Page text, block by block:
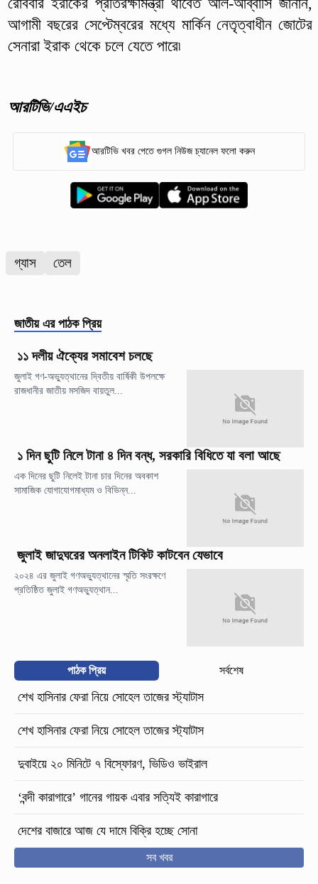
আগামী বছরের সেপ্টেম্বরের মধ্যে মার্কিন নেতৃত্বাধীন জোটের
সেনারা ইরাক থেকে চলে যেতে পারে৷
আরটিভি/এএইচ
আরটিভি খবর পেতে গুগল নিউজ চ্যানেল ফলো করুন
গ্যাস তেল
জাতীয় এর পাঠক প্রিয়
১১ দলীয় ঐক্যের সমাবেশ চলছে
জুলাই গণ-অভ্যুত্থানের দ্বিতীয় বার্ষিকী উপলক্ষে
রাজধানীর জাতীয় মসজিদ বায়তুল...
১ দিন ছুটি নিলে টানা ৪ দিন বন্ধ, সরকারি বিধিতে যা বলা আছে
এক দিনের ছুটি নিলেই টানা চার দিনের অবকাশ
সামাজিক যোগাযোগমাধ্যম ও বিভিন্ন...
জুলাই জাদুঘরের অনলাইন টিকিট কাটবেন যেভাবে
২০২৪ এর জুলাই গণঅভ্যুত্থানের স্মৃতি সংরক্ষণে
প্রতিষ্ঠিত জুলাই গণঅভ্যুত্থান...
পাঠক প্রিয় সর্বশেষ
শেখ হাসিনার ফেরা নিয়ে সোহেল তাজের স্ট্যাটাস
শেখ হাসিনার ফেরা নিয়ে সোহেল তাজের স্ট্যাটাস
দুবাইয়ে ২০ মিনিটে ৭ বিস্ফোরণ, ভিডিও ভাইরাল
‘বন্দী কারাগারে’ গানের গায়ক এবার সত্যিই কারাগারে
দেশের বাজারে আজ যে দামে বিক্রি হচ্ছে সোনা
সব খবর